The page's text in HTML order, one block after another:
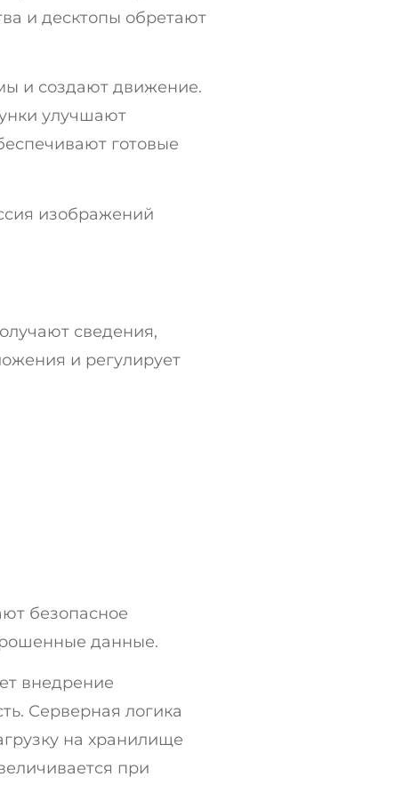
и десктопы обретают
и создают движение.
улучшают
готовые
изображений
сведения,
и регулирует
безопасное
данные.
внедрение
Серверная логика
на хранилище
при